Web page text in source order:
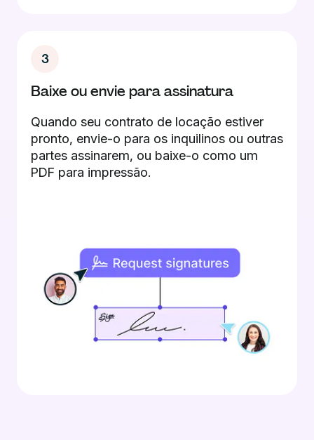
3
Baixe ou envie para assinatura
Quando seu contrato de locação estiver
pronto, envie-o para os inquilinos ou outras
partes assinarem, ou baixe-o como um
PDF para impressão.